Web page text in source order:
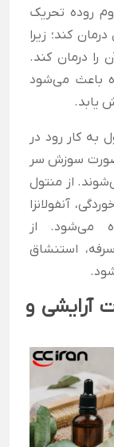
روده تحریک
کند؛ زیرا
را درمان کند.
باعث می‌شود
یابد.
به کار رود در
صورت سوزش سر
از منتول
آنفولانزا
می‌شود. از
استنشاق
آرایشی و